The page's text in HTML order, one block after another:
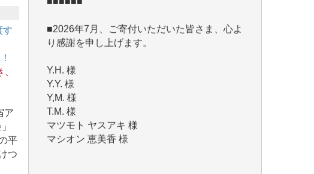
す
ア
平
つ
り感謝を申し上げます。
Y.H. 様
Y.Y. 様
T.M. 様
マツモト ヤスアキ 様
マシオン 恵美香 様
岩井 祐子 様
吉村 隆子 様
新城 靖 様